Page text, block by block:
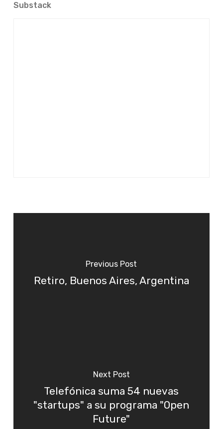
Substack
Previous Post
Retiro, Buenos Aires, Argentina
Next Post
Telefónica suma 54 nuevas
"startups" a su programa "Open
Future"